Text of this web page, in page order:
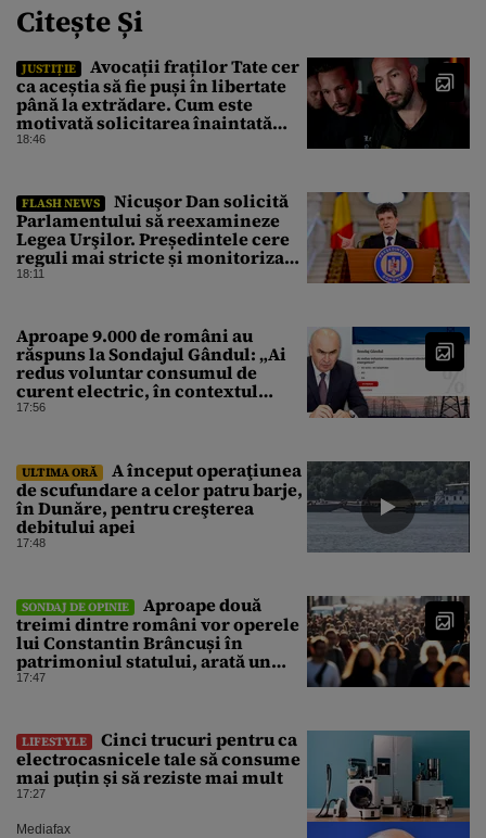
Citește Și
JUSTIȚIE
Avocații fraților Tate cer
ca aceștia să fie puși în libertate
până la extrădare. Cum este
motivată solicitarea înaintată
instanței
18:46
FLASH NEWS
Nicuşor Dan solicită
Parlamentului să reexamineze
Legea Urşilor. Președintele cere
reguli mai stricte și monitorizare
în timp real
18:11
Aproape 9.000 de români au
răspuns la Sondajul Gândul: „Ai
redus voluntar consumul de
curent electric, în contextul
crizei energetice?” Rezultatul a
17:56
ULTIMA ORĂ
A început operaţiunea
de scufundare a celor patru barje,
în Dunăre, pentru creşterea
debitului apei
17:48
SONDAJ DE OPINIE
Aproape două
treimi dintre români vor operele
lui Constantin Brâncuși în
patrimoniul statului, arată un
sondaj
17:47
LIFESTYLE
Cinci trucuri pentru ca
electrocasnicele tale să consume
mai puțin și să reziste mai mult
17:27
Mediafax